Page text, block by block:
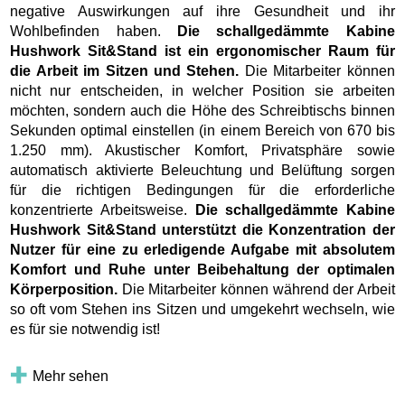
negative Auswirkungen auf ihre Gesundheit und ihr
Wohlbefinden haben.
Die schallgedämmte Kabine
Hushwork Sit&Stand ist ein ergonomischer Raum für
die Arbeit im Sitzen und Stehen. Die Mitarbeiter können
nicht nur entscheiden, in welcher Position sie arbeiten
möchten, sondern auch die Höhe des Schreibtischs binnen
Sekunden optimal einstellen (in einem Bereich von 670 bis
1.250 mm). Akustischer Komfort, Privatsphäre sowie
automatisch aktivierte Beleuchtung und Belüftung sorgen
für die richtigen Bedingungen für die erforderliche
konzentrierte Arbeitsweise.
Die schallgedämmte Kabine
Hushwork Sit&Stand unterstützt die Konzentration der
Nutzer für eine zu erledigende Aufgabe mit absolutem
Komfort und Ruhe unter Beibehaltung der optimalen
Körperposition. Die Mitarbeiter können während der Arbeit
so oft vom Stehen ins Sitzen und umgekehrt wechseln, wie
es für sie notwendig ist!
Mehr sehen